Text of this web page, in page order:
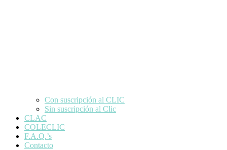
Con suscripción al CLIC
Sin suscripción al Clic
CLAC
COLECLIC
F.A.Q.’s
Contacto